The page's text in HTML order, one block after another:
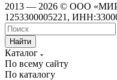
2013 — 2026 © ООО
1253300005221,
Найти
Каталог
По всему сайту
По каталогу